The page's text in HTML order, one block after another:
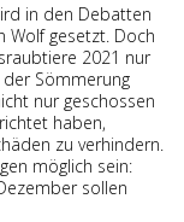
in den Debatten
Wolf gesetzt. Doch
2021 nur
Sömmerung
nur geschossen
haben,
zu verhindern.
möglich sein:
sollen